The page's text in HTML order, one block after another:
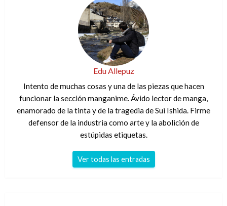
Edu Allepuz
Intento de muchas cosas y una de las piezas que hacen
funcionar la sección manganime. Ávido lector de manga,
enamorado de la tinta y de la tragedia de Sui Ishida. Firme
defensor de la industria como arte y la abolición de
estúpidas etiquetas.
Ver todas las entradas